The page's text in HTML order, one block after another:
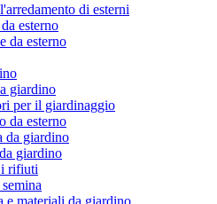
di esterni
esterno
da esterno
giardino
per il giardinaggio
da esterno
da giardino
giardino
rifiuti
e materiali da giardino